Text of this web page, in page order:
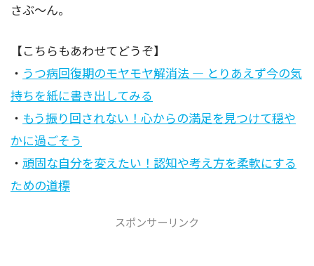
さぶ～ん。
【こちらもあわせてどうぞ】
・ うつ病回復期のモヤモヤ解消法 ― とりあえず今の気
持ちを紙に書き出してみる
・ もう振り回されない！心からの満足を見つけて穏や
かに過ごそう
・ 頑固な自分を変えたい！認知や考え方を柔軟にする
ための道標
スポンサーリンク